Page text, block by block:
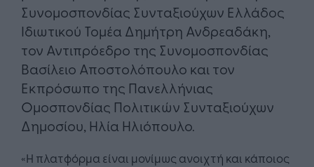
Συνομοσπονδίας Συνταξιούχων Ελλάδος
Ιδιωτικού Τομέα Δημήτρη Ανδρεαδάκη,
τον Αντιπρόεδρο της Συνομοσπονδίας
Βασίλειο Αποστολόπουλο και τον
Εκπρόσωπο της Πανελλήνιας
Ομοσπονδίας Πολιτικών Συνταξιούχων
Δημοσίου, Ηλία Ηλιόπουλο.
«Η πλατφόρμα είναι μονίμως ανοιχτή και κάποιος